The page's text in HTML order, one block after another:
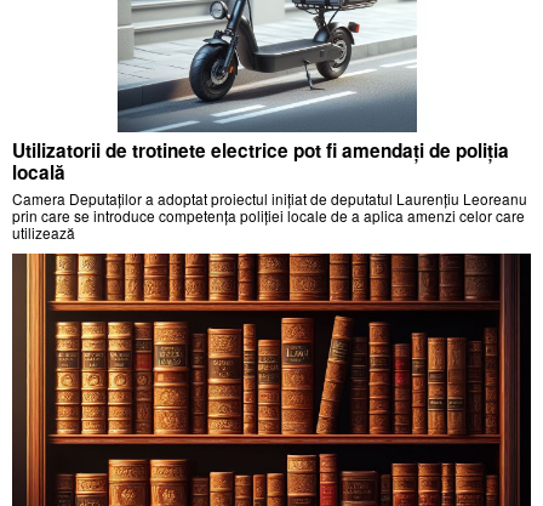
Utilizatorii de trotinete electrice pot fi amendați de poliția
locală
Camera Deputaților a adoptat proiectul inițiat de deputatul Laurențiu Leoreanu
prin care se introduce competența poliției locale de a aplica amenzi celor care
utilizează